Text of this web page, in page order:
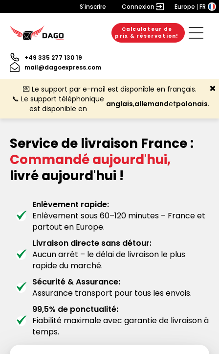
S'inscrire Connexion Europe FR
Calculateur de
prix & réservation!
+49 335 277 130 19
mail@dagoexpress.com
💌 Le support par e-mail est disponible en français.
📞 Le support téléphonique
est disponible en
anglais,allemandetpolonais.
Service de livraison France :
Commandé aujourd'hui,
livré aujourd'hui !
Enlèvement rapide:
Enlèvement sous 60–120 minutes – France et
partout en Europe.
Livraison directe sans détour:
Aucun arrêt – le délai de livraison le plus
rapide du marché.
Sécurité & Assurance:
Assurance transport pour tous les envois.
99,5% de ponctualité:
Fiabilité maximale avec garantie de livraison à
temps.